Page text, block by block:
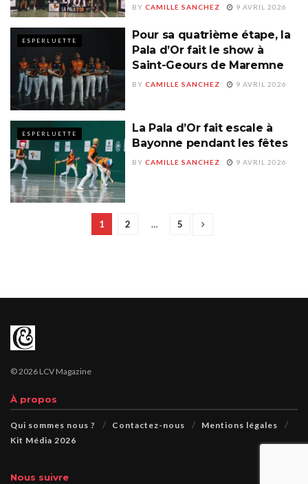
BY CAMILLE SANCHEZ 9 AVRIL 2026
ESPERLUETTE
Pour sa quatrième étape, la
Pala d’Or fait le show à
Saint-Geours de Maremne
BY CAMILLE SANCHEZ 9 AVRIL 2026
ESPERLUETTE
La Pala d’Or fait escale à
Bayonne pendant les fêtes
BY CAMILLE SANCHEZ 9 AVRIL 2026
1 2 … 5
© 2026 LCV Magazine
À propos
Qui sommes nous ? Contactez-nous
Mentions légales
Kit Média 2026
Nous suivre